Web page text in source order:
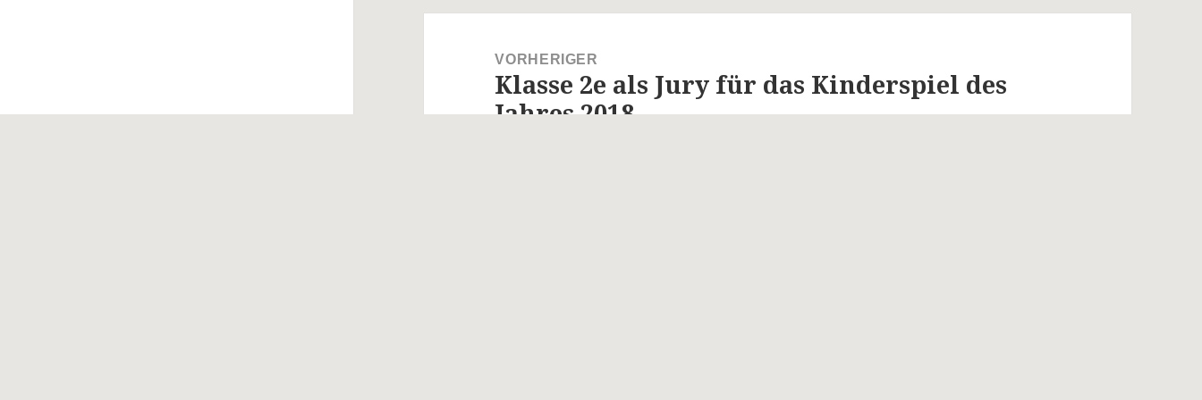
VORHERIGER
Vorheriger
Beitrag:
Klasse 2e als Jury für das Kinderspiel des
Jahres 2018